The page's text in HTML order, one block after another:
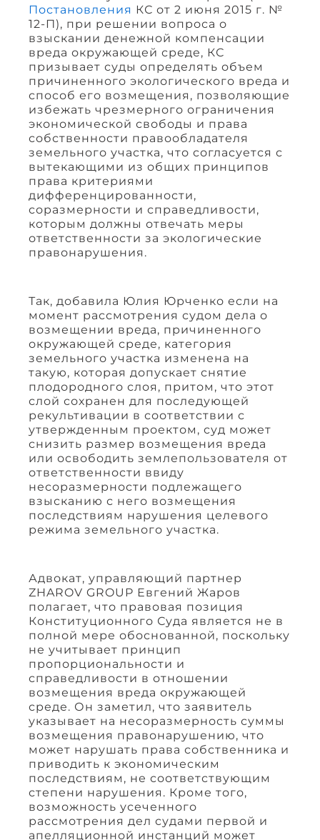
Постановления КС от 2 июня 2015 г. №
12-П), при решении вопроса о
взыскании денежной компенсации
вреда окружающей среде, КС
призывает суды определять объем
причиненного экологического вреда и
способ его возмещения, позволяющие
избежать чрезмерного ограничения
экономической свободы и права
собственности правообладателя
земельного участка, что согласуется с
вытекающими из общих принципов
права критериями
дифференцированности,
соразмерности и справедливости,
которым должны отвечать меры
ответственности за экологические
правонарушения.
Так, добавила Юлия Юрченко если на
момент рассмотрения судом дела о
возмещении вреда, причиненного
окружающей среде, категория
земельного участка изменена на
такую, которая допускает снятие
плодородного слоя, притом, что этот
слой сохранен для последующей
рекультивации в соответствии с
утвержденным проектом, суд может
снизить размер возмещения вреда
или освободить землепользователя от
ответственности ввиду
несоразмерности подлежащего
взысканию с него возмещения
последствиям нарушения целевого
режима земельного участка.
Адвокат, управляющий партнер
ZHAROV GROUP Евгений Жаров
полагает, что правовая позиция
Конституционного Суда является не в
полной мере обоснованной, поскольку
не учитывает принцип
пропорциональности и
справедливости в отношении
возмещения вреда окружающей
среде. Он заметил, что заявитель
указывает на несоразмерность суммы
возмещения правонарушению, что
может нарушать права собственника и
приводить к экономическим
последствиям, не соответствующим
степени нарушения. Кроме того,
возможность усеченного
рассмотрения дел судами первой и
апелляционной инстанций может